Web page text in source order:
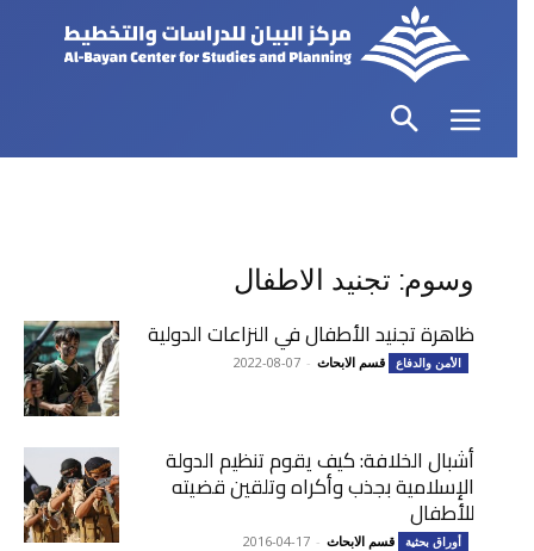
وسوم: تجنيد الاطفال
ظاهرة تجنيد الأطفال في النزاعات الدولية
الأمن والدفاع قسم الابحاث -
2022-08-07
أشبال الخلافة: كيف يقوم تنظيم الدولة
الإسلامية بجذب وأكراه وتلقين قضيته
للأطفال
أوراق بحثية قسم الابحاث -
2016-04-17